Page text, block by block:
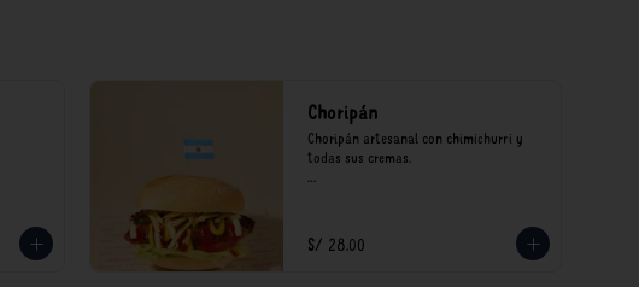
Choripán
Choripán artesanal con chimichurri y
todas sus cremas.
recargo al consumo.
S/ 28.00